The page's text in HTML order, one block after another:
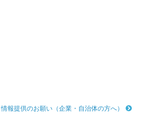
情報提供のお願い（企業・自治体の方へ）